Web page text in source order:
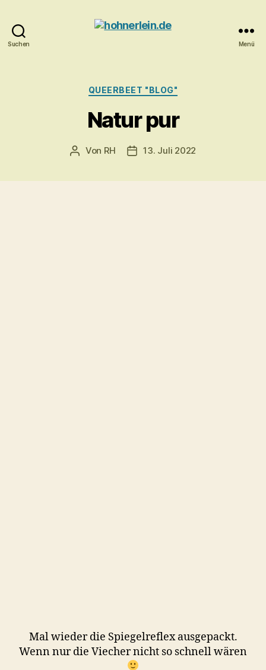
Suchen Menü
Kategorien
QUEERBEET "BLOG"
Natur pur
Beitragsautor
Von RH Veröffentlichungsdatum
13. Juli 2022
Mal wieder die Spiegelreflex ausgepackt.
Wenn nur die Viecher nicht so schnell wären